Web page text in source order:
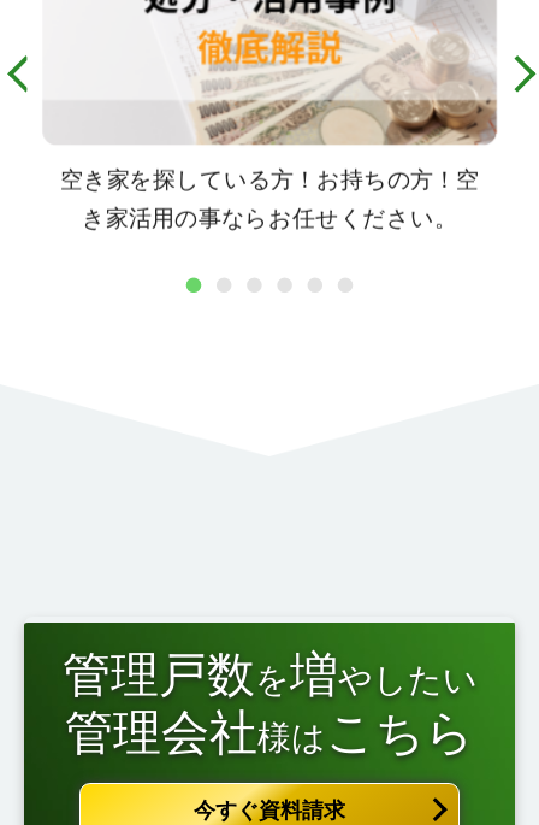
空き家を探している方！お持ちの方！空
き家活用の事ならお任せください。
1 2
管理戸数を増やしたい
管理会社様は こちら
今すぐ資料請求